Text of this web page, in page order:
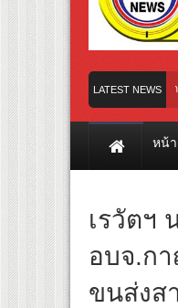
LATEST NEWS
GROUP เปิดเกมใหม่ใน
มชุ่มชื่น ชวน “ญาญ่า” ปลุกกระแส
หน้
เรวัตฯ
อบจ.ก
ขนส่งส